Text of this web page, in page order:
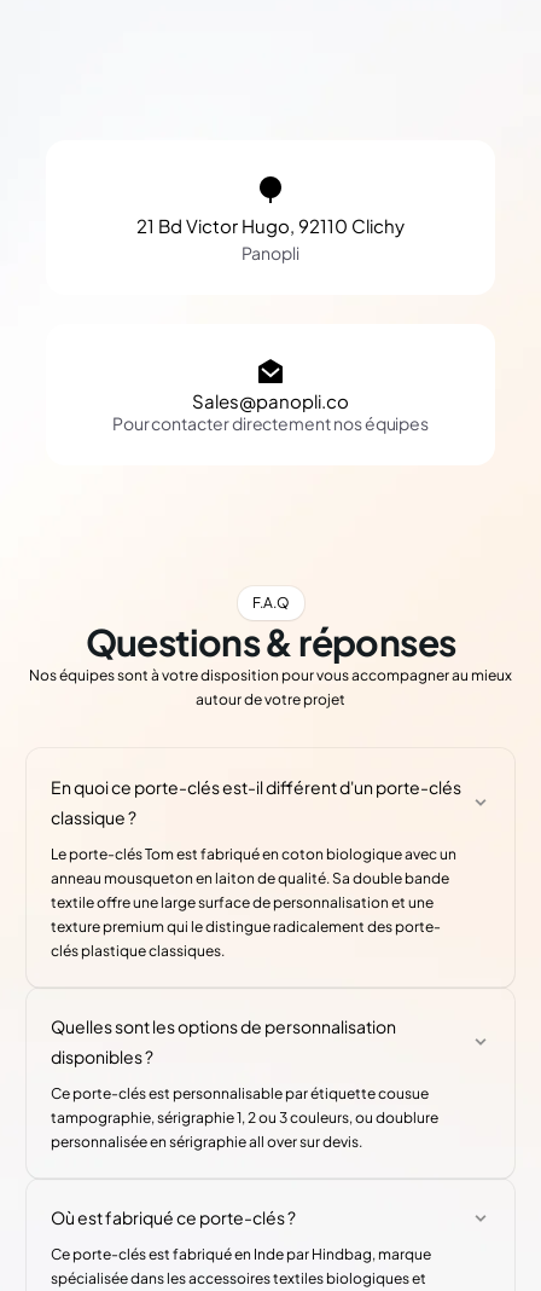
21 Bd Victor Hugo, 92110 Clichy
Panopli
Sales@panopli.co
Pour contacter directement nos équipes
F.A.Q
Questions & réponses
Nos équipes sont à votre disposition pour vous accompagner au mieux
autour de votre projet
En quoi ce porte-clés est-il différent d'un porte-clés
classique ?
Le porte-clés Tom est fabriqué en coton biologique avec un
anneau mousqueton en laiton de qualité. Sa double bande
textile offre une large surface de personnalisation et une
texture premium qui le distingue radicalement des porte-
clés plastique classiques.
Quelles sont les options de personnalisation
disponibles ?
Ce porte-clés est personnalisable par étiquette cousue
tampographie, sérigraphie 1, 2 ou 3 couleurs, ou doublure
personnalisée en sérigraphie all over sur devis.
Où est fabriqué ce porte-clés ?
Ce porte-clés est fabriqué en Inde par Hindbag, marque
spécialisée dans les accessoires textiles biologiques et